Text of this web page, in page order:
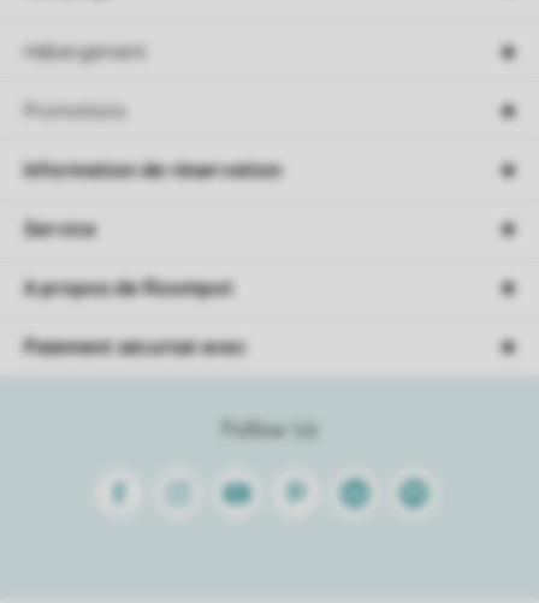
Hébergement
Promotions
Follow Us
FacebookInstagramYoutube PinterestLinkedinSpotify
Information de réservation
Service
A propos de Roompot
Paiement sécurisé avec